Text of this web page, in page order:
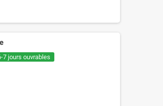
7 jours ouvrables